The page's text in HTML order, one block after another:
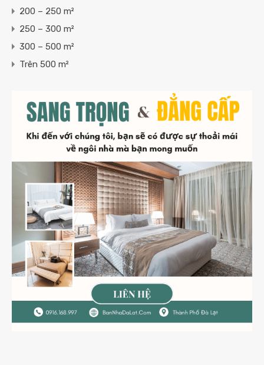
200 – 250 m²
250 – 300 m²
300 – 500 m²
Trên 500 m²